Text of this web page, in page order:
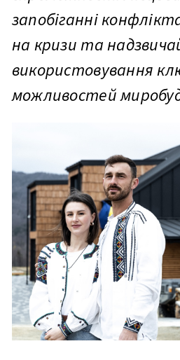
запобіганні
на кризи та
використовування
можливостей